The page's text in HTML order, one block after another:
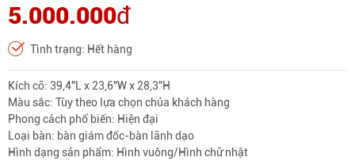
5.000.000đ
Tình trạng: Hết hàng
Kích cỡ: 39,4"L x 23,6"W x 28,3"H
Màu sắc: Tùy theo lựa chọn chủa khách hàng
Phong cách phổ biến: Hiện đại
Loại bàn: bàn giám đốc-bàn lãnh dạo
Hình dạng sản phẩm: Hình vuông/Hình chữ nhật